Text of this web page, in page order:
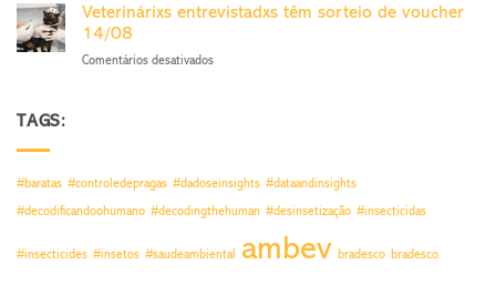
voucher
de
sorteio
Veterinárixs entrevistadxs têm sorteio de voucher
14/08
Comentários desativadosem
14/08
TAGS:
#baratas #controledepragas #dadoseinsights #dataandinsights
#decodificandoohumano #decodingthehuman #desinsetização #insecticidas
#insecticides #insetos #saudeambiental ambev bradesco bradesco.